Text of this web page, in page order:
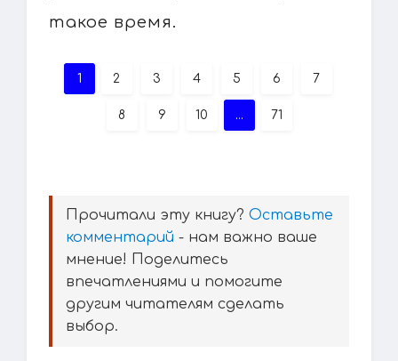
такое время.
1 2 3 4 5 6 7
8 9 10 ... 71
Прочитали эту книгу? Оставьте
комментарий - нам важно ваше
мнение! Поделитесь
впечатлениями и помогите
другим читателям сделать
выбор.